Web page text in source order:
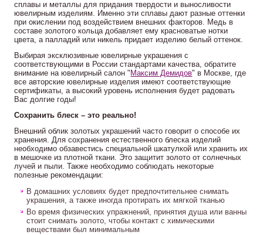
сплавы и металлы для придания твердости и выносливости
ювелирным изделиям. Именно эти сплавы дают разные оттенки
при окислении под воздействием внешних факторов. Медь в
составе золотого кольца добавляет ему красноватые нотки
цвета, а палладий или никель придает изделию белый оттенок.
Выбирая эксклюзивные ювелирные украшения с
соответствующими в России стандартами качества, обратите
внимание на ювелирный салон " Максим Демидов" в Москве, где
все авторские ювелирные изделия имеют соответствующие
сертификаты, а высокий уровень исполнения будет радовать
Вас долгие годы!
Сохранить блеск – это реально!
Внешний облик золотых украшений часто говорит о способе их
хранения. Для сохранения естественного блеска изделий
необходимо обзавестись специальной шкатулкой или хранить их
в мешочке из плотной ткани. Это защитит золото от солнечных
лучей и пыли. Также необходимо соблюдать некоторые
полезные рекомендации:
В домашних условиях будет предпочтительнее снимать
украшения, а также иногда протирать их мягкой тканью
Во время физических упражнений, принятия душа или ванны
стоит снимать золото, чтобы контакт с химическими
веществами был минимальным